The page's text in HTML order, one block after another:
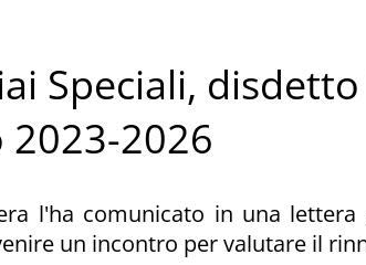
Speciali,
2026
l'ha comunicato in una
un incontro per valutare il